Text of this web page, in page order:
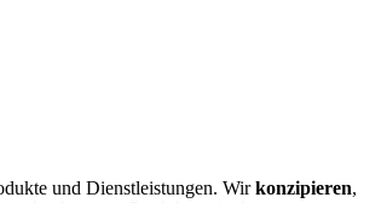
und Dienstleistungen. Wirkonzipieren,